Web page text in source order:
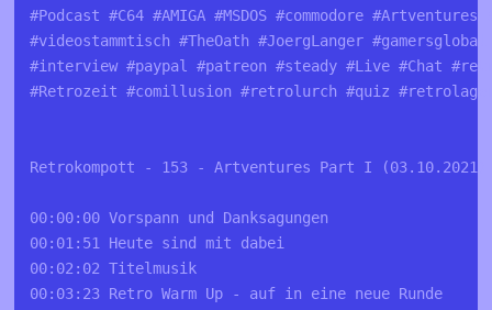
#Podcast #C64 #AMIGA #MSDOS #commodore
#videostammtisch #TheOath #JoergLanger
#interview #paypal #patreon #steady #Live #Chat
#Retrozeit #comillusion #retrolurch #quiz
Retrokompott - 153 - Artventures Part I (03.10.2021)
00:00:00 Vorspann und Danksagungen
00:01:51 Heute sind mit dabei
00:02:02 Titelmusik
00:03:23 Retro Warm Up - auf in eine neue Runde